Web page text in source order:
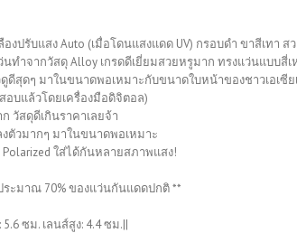
งปรับแสง Auto (เมื่อโดนแสงแดด UV) กรอบดำ ขาสีเทา ส
ทำจากวัสดุ Alloy เกรดดีเยี่ยมสวยหรูมาก ทรงแว่นแบบสี่
สุดๆ มาในขนาดพอเหมาะกับขนาดใบหน้าของชาวเอเซีย
อบแล้วโดยเครื่องมือดิจิตอล)
วัสดุดีเกินราคาเลยจ้า
ตัวมากๆ มาในขนาดพอเหมาะ
ใส่ได้กันหลายสภาพแสง!
ระมาณ 70% ของแว่นกันแดดปกติ **
ซม. เลนส์สูง: 4.4 ซม.||